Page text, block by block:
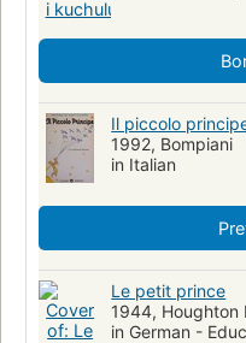
Il piccolo
1992, Bompiani
in Italian
Le petit prince
1944, Houghton
in German -